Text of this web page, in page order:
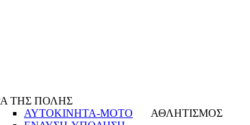
ΤΗΣ ΠΟΛΗΣ
ΑΥΤΟΚΙΝΗΤΑ-ΜΟΤΟ
ΑΘΛΗΤΙΣΜΟΣ